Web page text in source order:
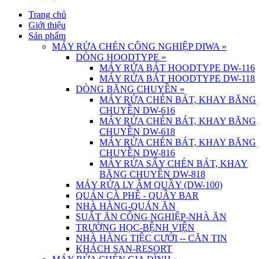
Trang chủ
Giới thiệu
Sản phẩm
MÁY RỬA CHÉN CÔNG NGHIỆP DIWA »
DÒNG HOODTYPE »
MÁY RỬA BÁT HOODTYPE DW-116
MÁY RỬA BÁT HOODTYPE DW-118
DÒNG BĂNG CHUYỀN »
MÁY RỬA CHÉN BÁT, KHAY BĂNG
CHUYỀN DW-616
MÁY RỬA CHÉN BÁT, KHAY BĂNG
CHUYỀN DW-618
MÁY RỬA CHÉN BÁT, KHAY BĂNG
CHUYỀN DW-816
MÁY RỬA SẤY CHÉN BÁT, KHAY
BĂNG CHUYỀN DW-818
MÁY RỬA LY ÂM QUẦY (DW-100)
QUÁN CÀ PHÊ - QUẦY BAR
NHÀ HÀNG-QUÁN ĂN
SUẤT ĂN CÔNG NGHIỆP-NHÀ ĂN
TRƯỜNG HỌC-BỆNH VIỆN
NHÀ HÀNG TIỆC CƯỚI -- CĂN TIN
KHÁCH SẠN-RESORT